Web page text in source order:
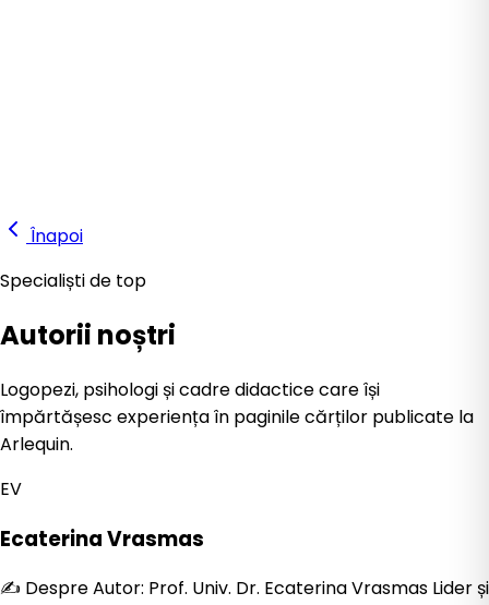
Înapoi
Specialiști de top
Autorii noștri
Logopezi, psihologi și cadre didactice care își
împărtășesc experiența în paginile cărților publicate la
Arlequin.
EV
Ecaterina Vrasmas
✍️ Despre Autor: Prof. Univ. Dr. Ecaterina Vrasmas Lider și